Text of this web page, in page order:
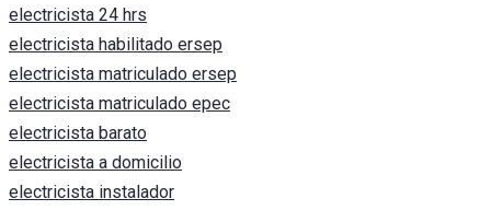
electricista 24 hrs
electricista habilitado ersep
electricista matriculado ersep
electricista matriculado epec
electricista barato
electricista a domicilio
electricista instalador